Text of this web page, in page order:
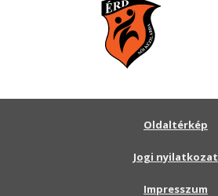
Oldaltérkép
Jogi nyilatkozat
Impresszum